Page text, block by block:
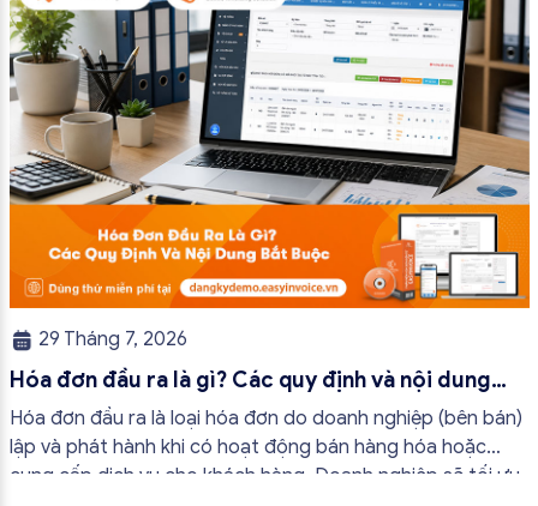
29 Tháng 7, 2026
Hóa đơn đầu ra là gì? Các quy định và nội dung
bắt buộc mới nhất
Hóa đơn đầu ra là loại hóa đơn do doanh nghiệp (bên bán)
lập và phát hành khi có hoạt động bán hàng hóa hoặc
cung cấp dịch vụ cho khách hàng. Doanh nghiệp sẽ tối ưu